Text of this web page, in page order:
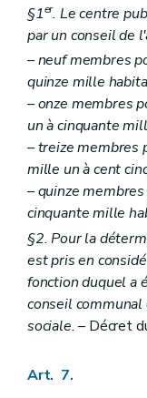
Art. 62
Art. 62
Section 2
Art. 63
Art. 64
Art. 65
Art. 66
Art. 67
Art. 68
Section 3
Art. 68
Art. 68
Art. 68
Chapitre V
Art. 69 et
Art. 71
Art. 72 à 74
Chapitre VI
Section
§1er. Le centre
par un conseil de
– neuf membres
quinze mille
– onze membres
un à cinquante
– treize membres
mille un à cent
– quinze
cinquante mille
§2. Pour la
est pris en
fonction duquel a
conseil
sociale.– Décret
Art. 7.